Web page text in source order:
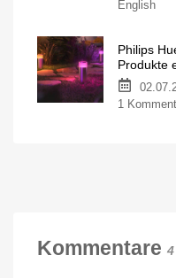
English
Philips
Produkte
1
Kommentare